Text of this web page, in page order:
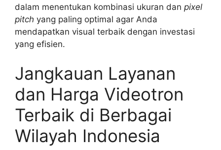
dalam menentukan kombinasi ukuran dan pixel
pitch yang paling optimal agar Anda
mendapatkan visual terbaik dengan investasi
yang efisien.
Jangkauan Layanan
dan Harga Videotron
Terbaik di Berbagai
Wilayah Indonesia